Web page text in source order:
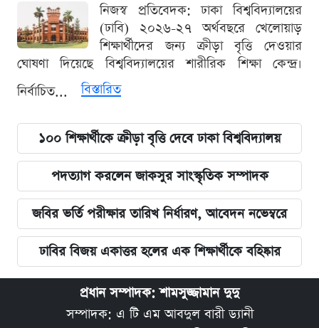
নিজস্ব প্রতিবেদক: ঢাকা বিশ্ববিদ্যালয়ের
(ঢাবি) ২০২৬-২৭ অর্থবছরে খেলোয়াড়
শিক্ষার্থীদের জন্য ক্রীড়া বৃত্তি দেওয়ার
ঘোষণা দিয়েছে বিশ্ববিদ্যালয়ের শারীরিক শিক্ষা কেন্দ্র।
নির্বাচিত...
বিস্তারিত
১০০ শিক্ষার্থীকে ক্রীড়া বৃত্তি দেবে ঢাকা বিশ্ববিদ্যালয়
পদত্যাগ করলেন জাকসুর সাংস্কৃতিক সম্পাদক
জবির ভর্তি পরীক্ষার তারিখ নির্ধারণ, আবেদন নভেম্বরে
ঢাবির বিজয় একাত্তর হলের এক শিক্ষার্থীকে বহিষ্কার
প্রধান সম্পাদক: শামসুজ্জামান দুদু
সম্পাদক: এ টি এম আবদুল বারী ড্যানী